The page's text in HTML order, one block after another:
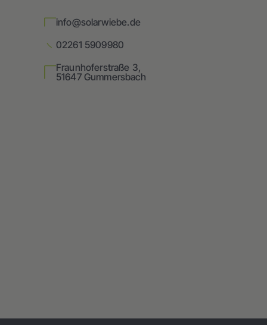
info@solarwiebe.de
02261 5909980
Fraunhoferstraße 3,
51647 Gummersbach